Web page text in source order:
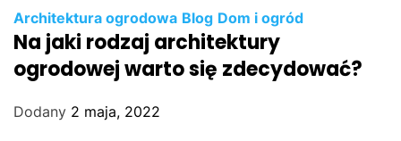
Architektura ogrodowa Blog Dom i ogród
Na jaki rodzaj architektury
ogrodowej warto się zdecydować?
Dodany 2 maja, 2022